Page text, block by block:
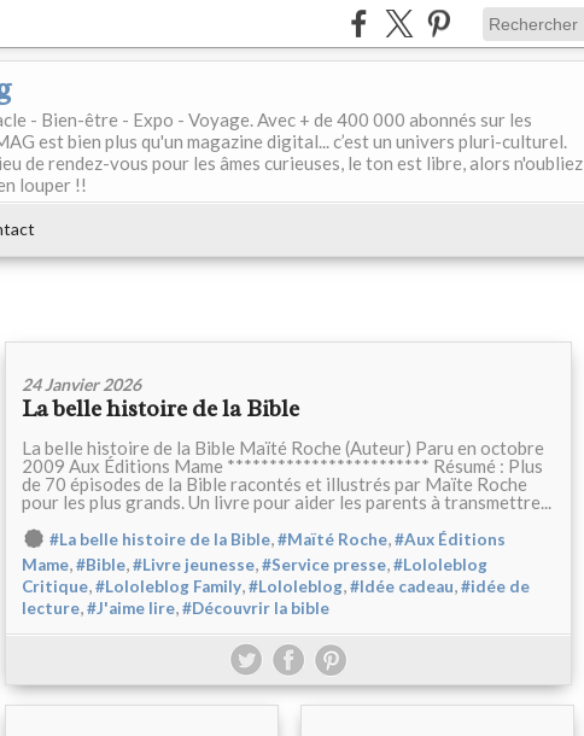
- Bien-être - Expo - Voyage. Avec + de 400 000 abonnés sur les
est bien plus qu'un magazine digital... c’est un univers pluri-culturel.
de rendez-vous pour les âmes curieuses, le ton est libre, alors n'oubliez
louper !!
24 Janvier 2026
La belle histoire de la Bible
La belle histoire de la Bible Maïté Roche (Auteur) Paru en octobre
2009 Aux Éditions Mame ************************ Résumé : Plus
de 70 épisodes de la Bible racontés et illustrés par Maïte Roche
pour les plus grands. Un livre pour aider les parents à transmettre...
#La belle histoire de la Bible,#Maïté Roche,#Aux Éditions
Mame,#Bible,#Livre jeunesse,#Service presse,#Lololeblog
Critique,#Lololeblog Family,#Lololeblog,#Idée cadeau,#idée de
lecture,#J'aime lire,#Découvrir la bible